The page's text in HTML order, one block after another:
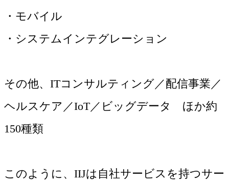
・モバイル
・システムインテグレーション
その他、ITコンサルティング／配信事業／
ヘルスケア／IoT／ビッグデータ ほか約
150種類
このように、IIJは自社サービスを持つサー